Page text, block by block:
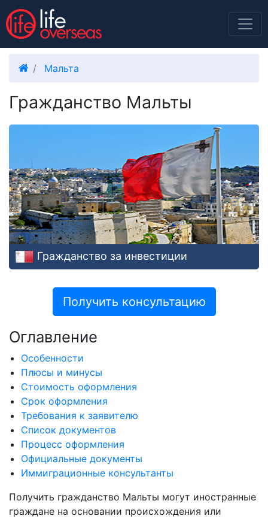
Мальта
Гражданство Мальты
Гражданство за инвестиции
Получить консультацию
Оглавление
Особенности
Плюсы и минусы
Стоимость оформления
Срок оформления
Требования к заявителю
Список документов
Процесс оформления
Официальные документы
Иммиграционные консультанты
Получить гражданство Мальты могут иностранные
граждане на основании происхождения или